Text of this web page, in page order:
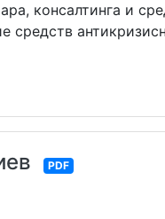
консалтинга и
средств
PDF